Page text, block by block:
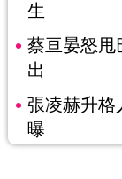
生
蔡亘晏怒
出
張凌赫升格
曝